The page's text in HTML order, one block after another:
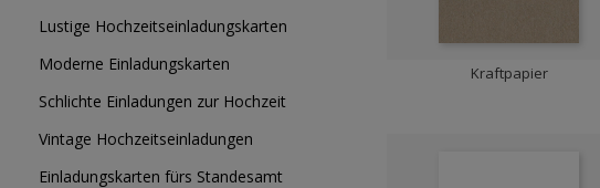
Lustige Hochzeitseinladungskarten
Moderne Einladungskarten
Schlichte Einladungen zur Hochzeit
Vintage Hochzeitseinladungen
Einladungskarten fürs Standesamt
Kraftpapier